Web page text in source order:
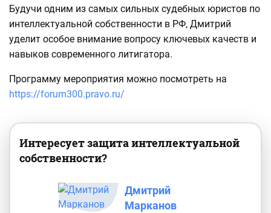
Будучи одним из самых сильных судебных юристов по
интеллектуальной собственности в РФ, Дмитрий
уделит особое внимание вопросу ключевых качеств и
навыков современного литигатора.
Программу мероприятия можно посмотреть на
https://forum300.pravo.ru/
Интересует защита интеллектуальной
собственности?
Дмитрий
Марканов